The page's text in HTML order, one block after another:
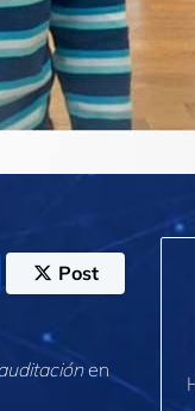
Post
en